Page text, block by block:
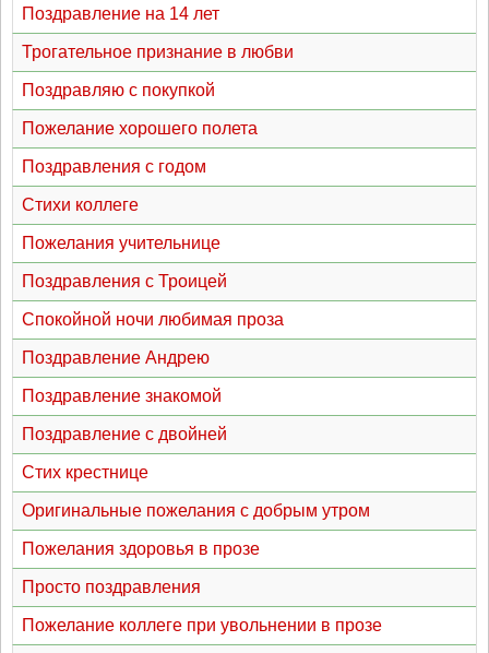
Поздравление на 14 лет
Трогательное признание в любви
Поздравляю с покупкой
Пожелание хорошего полета
Поздравления с годом
Стихи коллеге
Пожелания учительнице
Поздравления с Троицей
Спокойной ночи любимая проза
Поздравление Андрею
Поздравление знакомой
Поздравление с двойней
Стих крестнице
Оригинальные пожелания с добрым утром
Пожелания здоровья в прозе
Просто поздравления
Пожелание коллеге при увольнении в прозе